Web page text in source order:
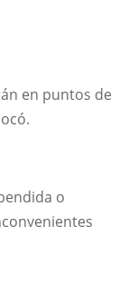
en puntos de
o